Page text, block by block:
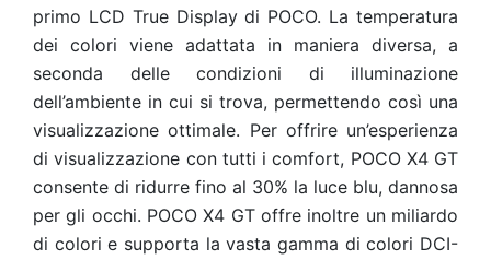
primo LCD True Display di POCO. La temperatura
dei colori viene adattata in maniera diversa, a
seconda delle condizioni di illuminazione
dell’ambiente in cui si trova, permettendo così una
visualizzazione ottimale. Per offrire un’esperienza
di visualizzazione con tutti i comfort, POCO X4 GT
consente di ridurre fino al 30% la luce blu, dannosa
per gli occhi. POCO X4 GT offre inoltre un miliardo
di colori e supporta la vasta gamma di colori DCI-